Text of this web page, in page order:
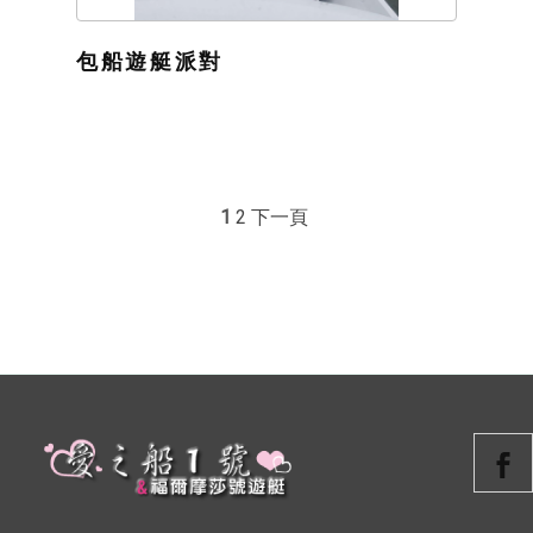
包船遊艇派對
1 2 下一頁